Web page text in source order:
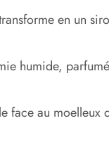
en un
humide,
face au moelleux